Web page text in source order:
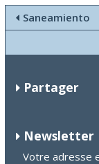
Saneamiento
Partager
Newsletter
Votre adresse